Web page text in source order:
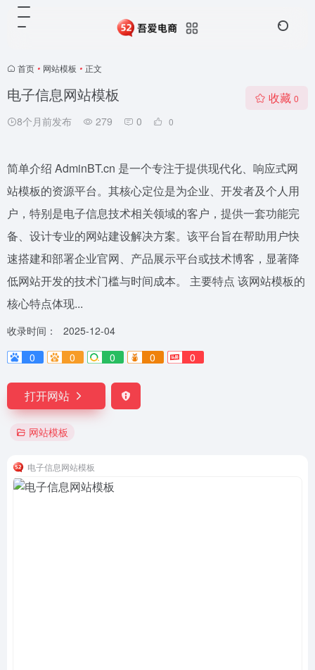
首页 • 网站模板 • 正文
电子信息网站模板
8个月前发布 279 0 0
收藏 0
简单介绍 AdminBT.cn 是一个专注于提供现代化、响应式网
站模板的资源平台。其核心定位是为企业、开发者及个人用
户，特别是电子信息技术相关领域的客户，提供一套功能完
备、设计专业的网站建设解决方案。该平台旨在帮助用户快
速搭建和部署企业官网、产品展示平台或技术博客，显著降
低网站开发的技术门槛与时间成本。 主要特点 该网站模板的
核心特点体现...
收录时间：
2025-12-04
0
0 0 0 0
打开网站
网站模板
电子信息网站模板